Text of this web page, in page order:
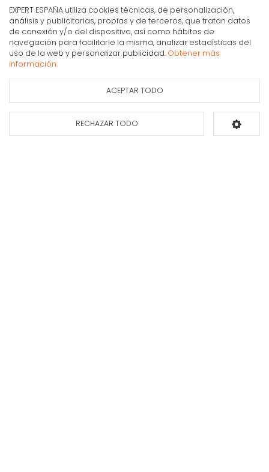
Taurus 900386000 secador 2400 W Negro
del producto
Añadir al carrito
Compra Online
Mi cuenta y pedidos
Condiciones generales de compra
Gastos de envío
Puesta en marcha y retirada
Formas de pago
EXPERT ESPAÑA utiliza cookies técnicas, de personalización,
análisis y publicitarias, propias y de terceros, que tratan datos
de conexión y/o del dispositivo, así como hábitos de
navegación para facilitarle la misma, analizar estadísticas del
uso de la web y personalizar publicidad. Obtener más
información.
ACEPTAR TODO
RECHAZAR TODO